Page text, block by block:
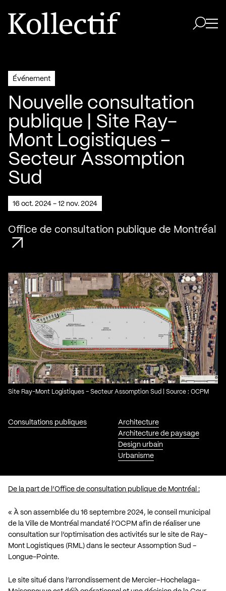
Aller à la page d'accueil
Logo Kollectif
Événement
Nouvelle consultation
publique | Site Ray-
Mont Logistiques –
Secteur Assomption
Sud
16 oct. 2024 - 12 nov. 2024
Office de consultation publique de Montréal
Consultations publiques
Architecture
Architecture de paysage
Design urbain
Urbanisme
Site Ray-Mont Logistiques – Secteur Assomption Sud | Source : OCPM
De la part de l’Office de consultation publique de Montréal :
« À son assemblée du 16 septembre 2024, le conseil municipal
de la Ville de Montréal mandaté l’OCPM afin de réaliser une
consultation sur l’optimisation des activités sur le site de Ray-
Mont Logistiques (RML) dans le secteur Assomption Sud –
Longue-Pointe.
Le site situé dans l’arrondissement de Mercier–Hochelaga-